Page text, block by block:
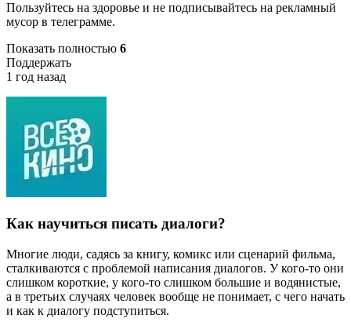
Пользуйтесь на здоровье и не подписывайтесь на рекламный
мусор в телеграмме.
Показать полностью 6
Поддержать
1 год назад
Как научиться писать диалоги?⁠ ⁠
Многие люди, садясь за книгу, комикс или сценарий фильма,
сталкиваются с проблемой написания диалогов. У кого-то они
слишком короткие, у кого-то слишком большие и водянистые,
а в третьих случаях человек вообще не понимает, с чего начать
и как к диалогу подступиться.